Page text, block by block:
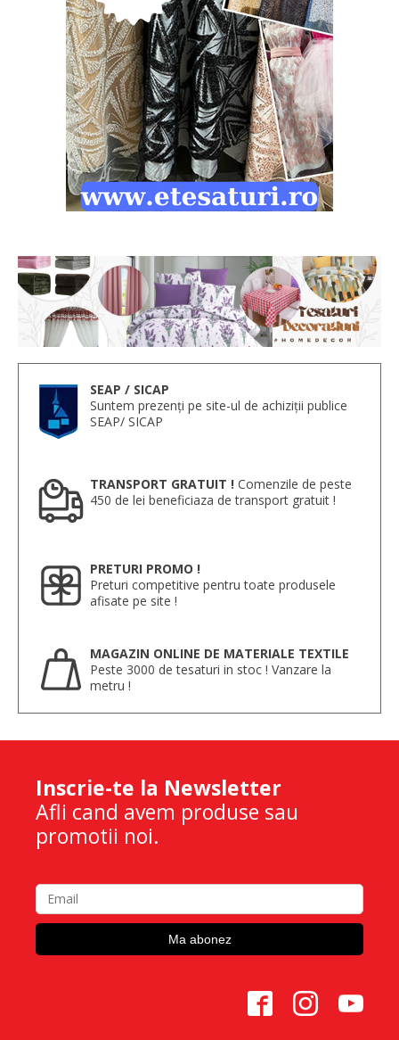
SEAP / SICAP
Suntem prezenți pe site-ul de achiziții publice
SEAP/ SICAP
TRANSPORT GRATUIT ! Comenzile de peste
450 de lei beneficiaza de transport gratuit !
PRETURI PROMO !
Preturi competitive pentru toate produsele
afisate pe site !
MAGAZIN ONLINE DE MATERIALE TEXTILE
Peste 3000 de tesaturi in stoc ! Vanzare la
metru !
Inscrie-te la Newsletter
Afli cand avem produse sau
promotii noi.